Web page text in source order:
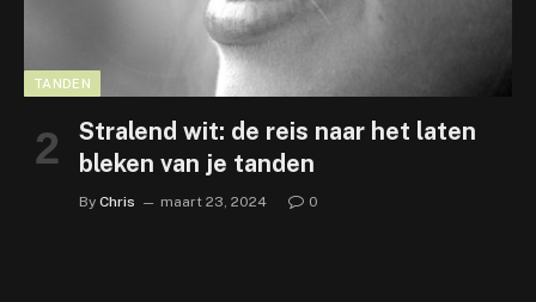
TANDEN
Stralend wit: de reis naar het laten
bleken van je tanden
By Chris maart 23, 2024 0